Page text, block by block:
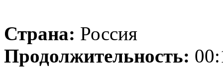
Страна: Россия
Продолжительность: